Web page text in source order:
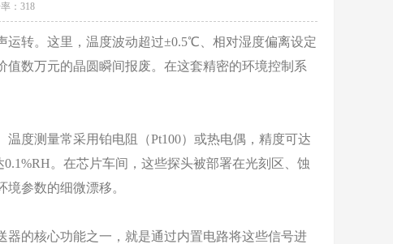
：318
转。这里，温度波动超过±0.5℃、相对湿度偏离设定
数万元的晶圆瞬间报废。在这套精密的环境控制系
度测量常采用铂电阻（Pt100）或热电偶，精度可达
。在芯片车间，这些探头被部署在光刻区、蚀
参数的细微漂移。
的核心功能之一，就是通过内置电路将这些信号进